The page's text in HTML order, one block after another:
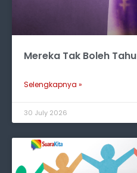
Mereka Tak Boleh Tahu
Selengkapnya »
30 July 2026